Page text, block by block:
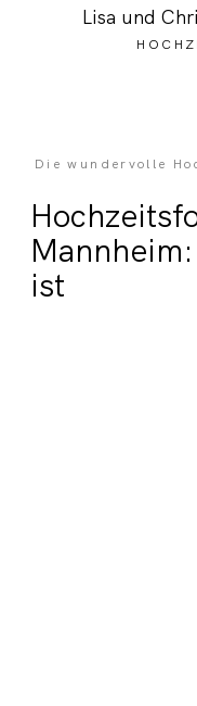
Lisa und
Die wundervolle
ist